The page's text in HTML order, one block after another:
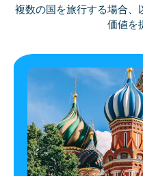
複数の国を旅行する場合、
価値を